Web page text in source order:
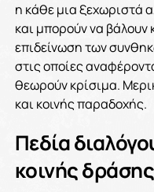
η κάθε μια ξεχωριστά
και μπορούν να βάλουν
επιδείνωση των
στις οποίες
θεωρούν κρίσιμα.
και κοινής παραδοχής.
Πεδία
κοινής δράσης